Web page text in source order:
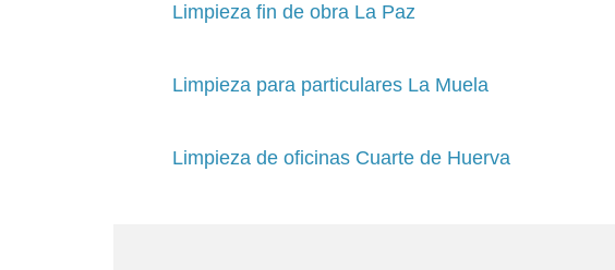
Limpieza fin de obra La Paz
Limpieza para particulares La Muela
Limpieza de oficinas Cuarte de Huerva